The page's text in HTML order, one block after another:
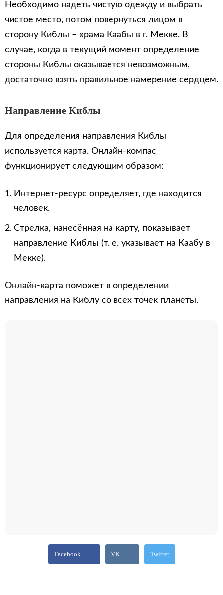
Необходимо надеть чистую одежду и выбрать
чистое место, потом повернуться лицом в
сторону Киблы – храма Каабы в г. Мекке. В
случае, когда в текущий момент определение
стороны Киблы оказывается невозможным,
достаточно взять правильное намерение сердцем.
Направление Киблы
Для определения направления Киблы
используется карта. Онлайн-компас
функционирует следующим образом:
Интернет-ресурс определяет, где находится
человек.
Стрелка, нанесённая на карту, показывает
направление Киблы (т. е. указывает на Каабу в
Мекке).
Онлайн-карта поможет в определении
направления на Киблу со всех точек планеты.
Facebook VK Twitter